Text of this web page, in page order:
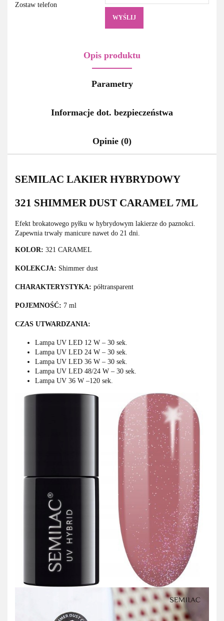
Zostaw telefon
WYŚLIJ
Opis produktu
Parametry
Informacje dot. bezpieczeństwa
Opinie (0)
SEMILAC LAKIER HYBRYDOWY
321 SHIMMER DUST CARAMEL 7ML
Efekt brokatowego pyłku w hybrydowym lakierze do paznokci.
Zapewnia trwały manicure nawet do 21 dni.
KOLOR: 321 CARAMEL
KOLEKCJA: Shimmer dust
CHARAKTERYSTYKA: półtransparent
POJEMNOŚĆ: 7 ml
CZAS UTWARDZANIA:
Lampa UV LED 12 W – 30 sek.
Lampa UV LED 24 W – 30 sek.
Lampa UV LED 36 W – 30 sek.
Lampa UV LED 48/24 W – 30 sek.
Lampa UV 36 W –120 sek.